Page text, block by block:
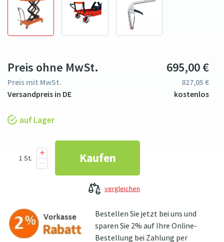
Bestellen Sie jetzt bei uns und
sparen Sie 2% auf Ihre Online-
Bestellung bei Zahlung per
auf Lager
Preis ohne MwSt. 695 00€
Preis mit MwSt. 827 05€
vergleichen